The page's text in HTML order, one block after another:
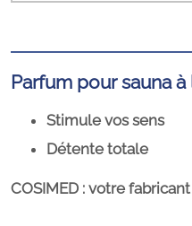
Parfum pour sauna
Stimule vos sens
Détente totale
COSIMED : votre